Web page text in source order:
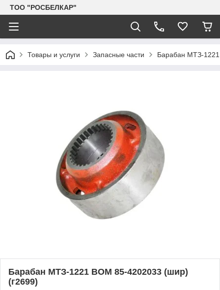
TOO "РОСБЕЛКАР"
Товары и услуги Запасные части Барабан МТЗ-
Барабан МТЗ-1221 ВОМ 85-4202033 (шир)
(г2699)